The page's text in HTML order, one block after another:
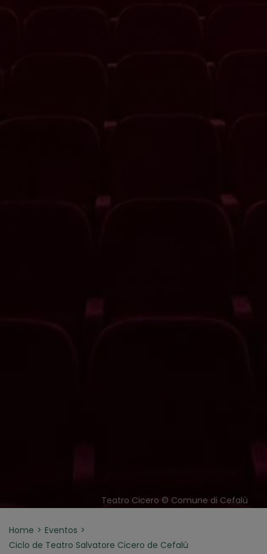
Teatro Cicero © Comune di Cefalù
Home
Eventos
Ciclo de Teatro Salvatore Cicero de Cefalú